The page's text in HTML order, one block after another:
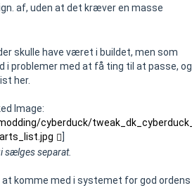
af, uden at det kræver en masse
skulle have været i buildet, men som
i problemer med at få ting til at passe, og
her.
Image:
cyberduck/tweak_dk_cyberduck_
sælges separat.
komme med i systemet for god ordens